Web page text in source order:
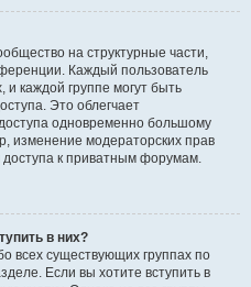
на структурные части,
Каждый пользователь
и каждой группе могут быть
Это облегчает
одновременно большому
изменение модераторских прав
к приватным форумам.
в них?
всех существующих группах по
Если вы хотите вступить в